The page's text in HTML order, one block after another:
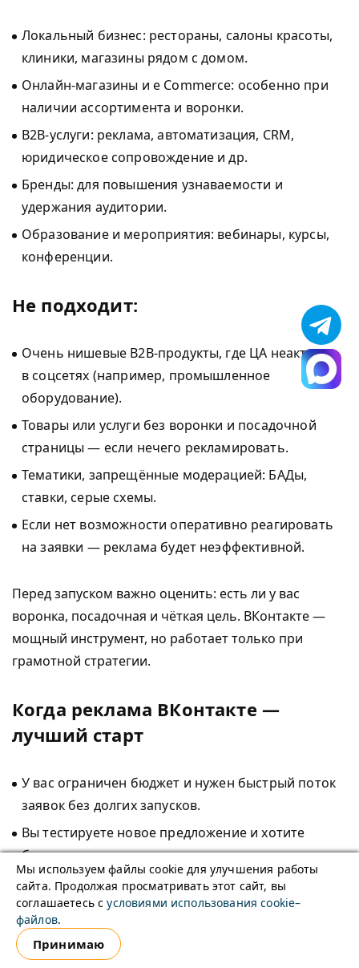
Локальный бизнес: рестораны, салоны красоты,
клиники, магазины рядом с домом.
Онлайн-магазины и e Commerce: особенно при
наличии ассортимента и воронки.
B2B-услуги: реклама, автоматизация, CRM,
юридическое сопровождение и др.
Бренды: для повышения узнаваемости и
удержания аудитории.
Образование и мероприятия: вебинары, курсы,
конференции.
Не подходит:
Очень нишевые B2B-продукты, где ЦА неактивна
в соцсетях (например, промышленное
оборудование).
Товары или услуги без воронки и посадочной
страницы — если нечего рекламировать.
Тематики, запрещённые модерацией: БАДы,
ставки, серые схемы.
Если нет возможности оперативно реагировать
на заявки — реклама будет неэффективной.
Перед запуском важно оценить: есть ли у вас
воронка, посадочная и чёткая цель. ВКонтакте —
мощный инструмент, но работает только при
грамотной стратегии.
Когда реклама ВКонтакте —
лучший старт
У вас ограничен бюджет и нужен быстрый поток
заявок без долгих запусков.
Вы тестируете новое предложение и хотите
быстро понять отклик рынка.
Вам важно выстроить контролируемую воронку с
прогнозируемой стоимостью лида (CPL).
Когда лучше выбрать другие
Мы используем файлы cookie для улучшения работы
сайта. Продолжая просматривать этот сайт, вы
соглашаетесь сусловиями использования cookie–
файлов.
Принимаю